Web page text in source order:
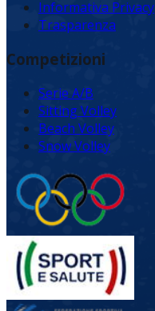
Informativa Privacy
Trasparenza
Competizioni
Serie A/B
Sitting Volley
Beach Volley
Snow Volley